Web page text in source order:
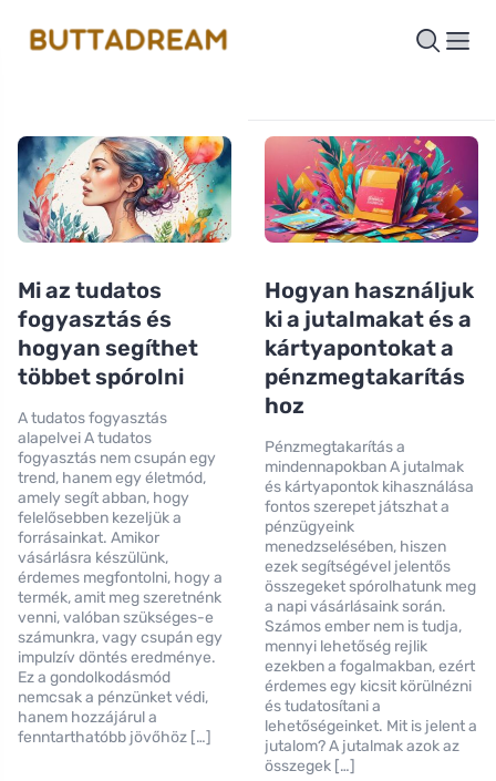
Mi az tudatos
fogyasztás és
hogyan segíthet
többet spórolni
A tudatos fogyasztás
alapelvei A tudatos
fogyasztás nem csupán egy
trend, hanem egy életmód,
amely segít abban, hogy
felelősebben kezeljük a
forrásainkat. Amikor
vásárlásra készülünk,
érdemes megfontolni, hogy a
termék, amit meg szeretnénk
venni, valóban szükséges-e
számunkra, vagy csupán egy
impulzív döntés eredménye.
Ez a gondolkodásmód
nemcsak a pénzünket védi,
hanem hozzájárul a
fenntarthatóbb jövőhöz […]
Hogyan használjuk
ki a jutalmakat és a
kártyapontokat a
pénzmegtakarítás
hoz
Pénzmegtakarítás a
mindennapokban A jutalmak
és kártyapontok kihasználása
fontos szerepet játszhat a
pénzügyeink
menedzselésében, hiszen
ezek segítségével jelentős
összegeket spórolhatunk meg
a napi vásárlásaink során.
Számos ember nem is tudja,
mennyi lehetőség rejlik
ezekben a fogalmakban, ezért
érdemes egy kicsit körülnézni
és tudatosítani a
lehetőségeinket. Mit is jelent a
jutalom? A jutalmak azok az
összegek […]